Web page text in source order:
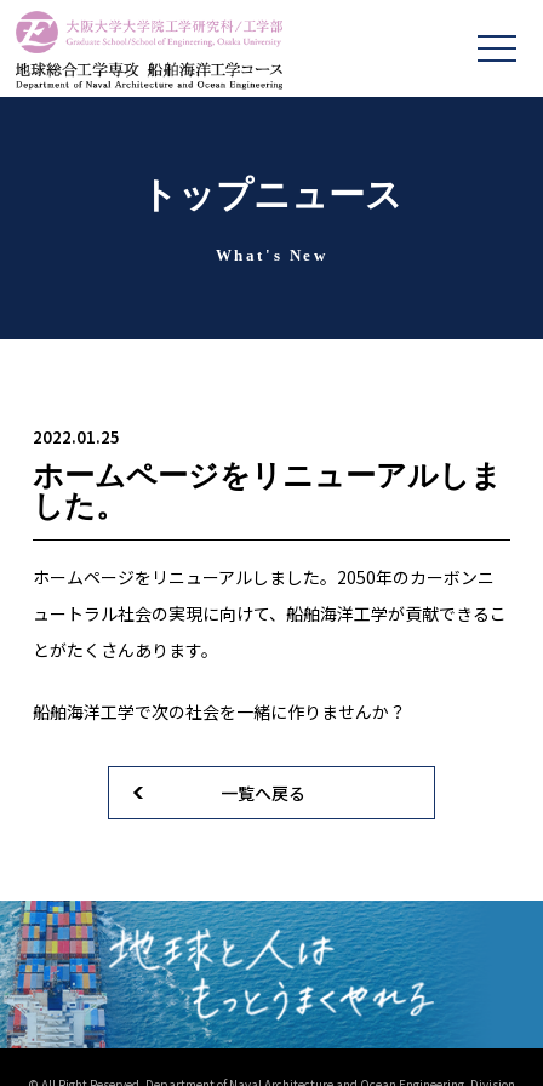
トップニュース
What's New
2022.01.25
ホームページをリニューアルしま
した。
ホームページをリニューアルしました。2050年のカーボンニ
ュートラル社会の実現に向けて、船舶海洋工学が貢献できるこ
とがたくさんあります。
船舶海洋工学で次の社会を一緒に作りませんか？
一覧へ戻る